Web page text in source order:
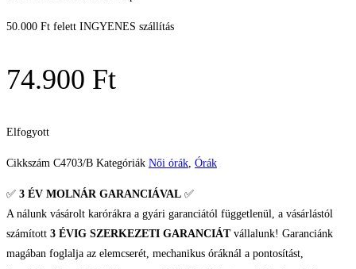
Szállítási idő: 1-2 munkanap
Elfogyott
CikkszámC4703/B Kategóriák Női órák,
MOLNÁR GARANCIÁVAL
számított
3 ÉVIG SZERKEZETI GARANCIÁT
vállalunk! Garanciánk